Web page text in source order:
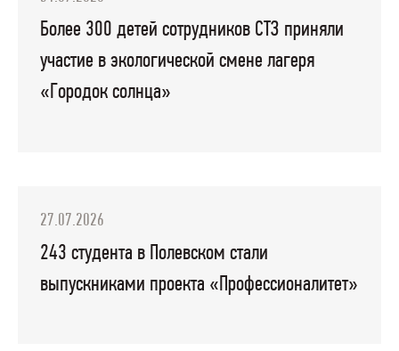
Более 300 детей сотрудников СТЗ приняли
участие в экологической смене лагеря
«Городок солнца»
27.07.2026
243 студента в Полевском стали
выпускниками проекта «Профессионалитет»